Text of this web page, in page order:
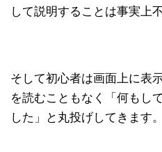
して説明することは事実上
そして初心者は画面上に表
を読むこともなく「何もし
した」と丸投げしてきます。